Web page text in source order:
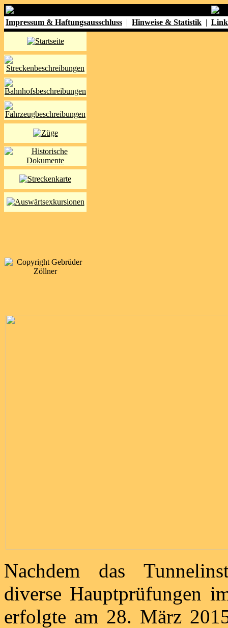
Impressum & Haftungsausschluss | Hinweise & Statistik |
Nachdem das
diverse Hauptprüfungen
erfolgte am 28. März